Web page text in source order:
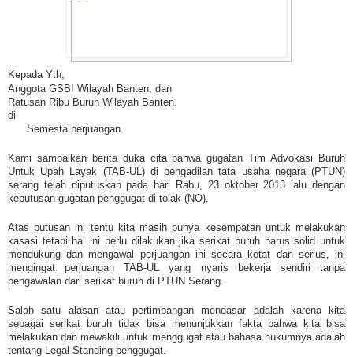
Kepada Yth,
Anggota GSBI Wilayah Banten; dan
Ratusan Ribu Buruh Wilayah Banten.
di
Semesta perjuangan.
Kami sampaikan berita duka cita bahwa gugatan Tim Advokasi Buruh
Untuk Upah Layak (TAB-UL) di pengadilan tata usaha negara (PTUN)
serang telah diputuskan pada hari Rabu, 23 oktober 2013 lalu dengan
keputusan gugatan penggugat di tolak (NO).
Atas putusan ini tentu kita masih punya kesempatan untuk melakukan
kasasi tetapi hal ini perlu dilakukan jika serikat buruh harus solid untuk
mendukung dan mengawal perjuangan ini secara ketat dan serius, ini
mengingat perjuangan TAB-UL yang nyaris bekerja sendiri tanpa
pengawalan dari serikat buruh di PTUN Serang.
Salah satu alasan atau pertimbangan mendasar adalah karena kita
sebagai serikat buruh tidak bisa menunjukkan fakta bahwa kita bisa
melakukan dan mewakili untuk menggugat atau bahasa hukumnya adalah
tentang Legal Standing penggugat.